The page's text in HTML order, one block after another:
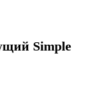
Simple